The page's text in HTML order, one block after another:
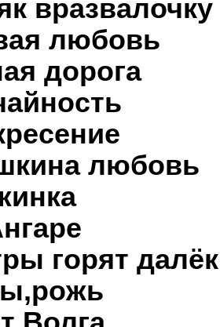
вразвалочку
любовь
дорога
любовь
горят